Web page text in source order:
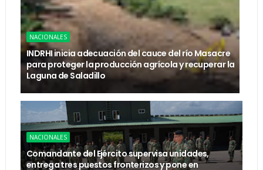
NACIONALES
INDRHI inicia adecuación del cauce del río Masacre
para proteger la producción agrícola y recuperar la
Laguna de Saladillo
NACIONALES
Comandante del Ejército supervisa unidades,
entrega tres puestos fronterizos y pone en